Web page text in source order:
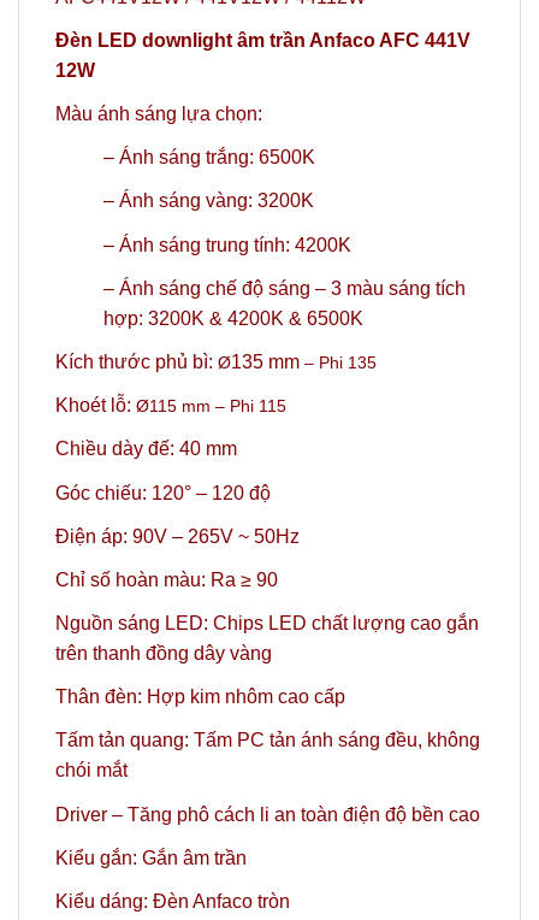
Đèn LED downlight âm trần Anfaco AFC 441V
12W
Màu ánh sáng lựa chọn:
– Ánh sáng trắng: 6500K
– Ánh sáng vàng: 3200K
– Ánh sáng trung tính: 4200K
– Ánh sáng chế độ sáng – 3 màu sáng tích
hợp: 3200K & 4200K & 6500K
Kích thước phủ bì: Ø135 mm – Phi 135
Khoét lỗ: Ø115 mm – Phi 115
Chiều dày đế: 40 mm
Góc chiếu: 120° – 120 độ
Điện áp: 90V – 265V ~ 50Hz
Chỉ số hoàn màu: Ra ≥ 90
Nguồn sáng LED: Chips LED chất lượng cao gắn
trên thanh đồng dây vàng
Thân đèn: Hợp kim nhôm cao cấp
Tấm tản quang: Tấm PC tản ánh sáng đều, không
chói mắt
Driver – Tăng phô cách li an toàn điện độ bền cao
Kiểu gắn: Gắn âm trần
Kiểu dáng: Đèn Anfaco tròn